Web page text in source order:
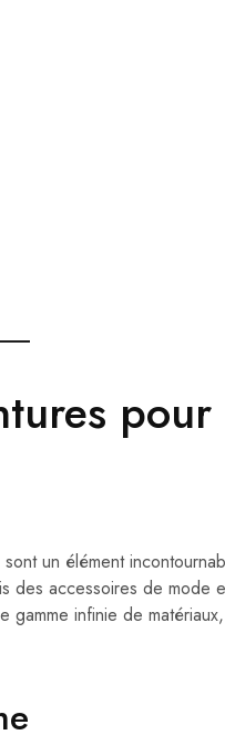
un élément
des accessoires de mode
gamme infinie de